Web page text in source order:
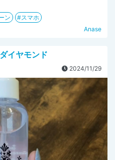
ン
スマホ
Anase
イヤモンド
2024/11/29